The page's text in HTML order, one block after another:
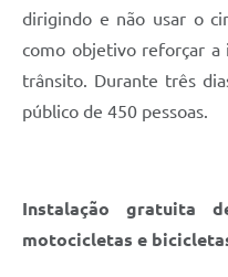
dirigindo e não usar o
como objetivo reforçar a
trânsito. Durante três
público de 450 pessoas.
Instalação gratuita
motocicletas e